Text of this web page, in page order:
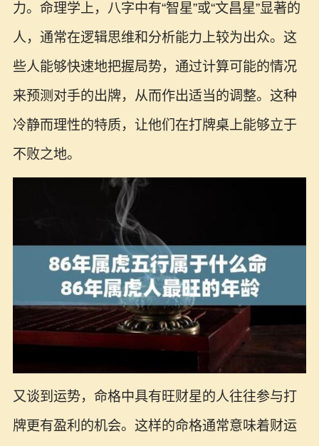
力。命理学上，八字中有“智星”或“文昌星”显著的
人，通常在逻辑思维和分析能力上较为出众。这
些人能够快速地把握局势，通过计算可能的情况
来预测对手的出牌，从而作出适当的调整。这种
冷静而理性的特质，让他们在打牌桌上能够立于
不败之地。
又谈到运势，命格中具有旺财星的人往往参与打
牌更有盈利的机会。这样的命格通常意味着财运